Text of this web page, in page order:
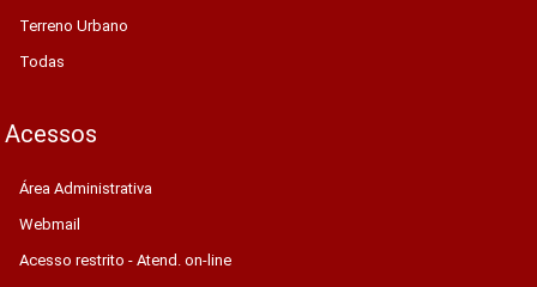
Terreno Urbano
Todas
Acessos
Área Administrativa
Webmail
Acesso restrito - Atend. on-line